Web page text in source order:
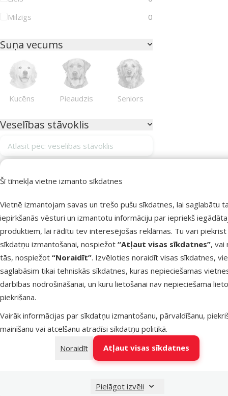
Šī tīmekļa vietne izmanto sīkdatnes
Vietnē izmantojam savas un trešo pušu sīkdatnes, lai saglabātu
iepirkšanās vēsturi un izmantotu informāciju par iepriekš
produktiem, lai rādītu tev interesējošas reklāmas. Tu vari piekrist
sīkdatņu izmantošanai, nospiežot “Atļaut visas sīkdatnes”, vai
tās, nospiežot “Noraidīt”. Izvēloties noraidīt visas sīkdatnes,
saglabāsim tikai tehniskās sīkdatnes, kuras nepieciešamas
darbības nodrošināšanai, un kuru lietošanai nav nepieciešama
piekrišana.
Vairāk informācijas par sīkdatņu izmantošanu, pārvaldīšanu,
mainīšanu vai atcelšanu atradīsi sīkdatņu politikā.
Noraidīt
Atļaut visas sīkdatnes
Pielāgot izvēli
Milzīgs
0
Suņa vecums
Kucēns Pieaudzis Seniors
Veselības stāvoklis
Atlasīt pēc: veselības stāvoklis
Apmatojuma izkrišana
Apmatojuma kamoli kuņģī
0
Gremošanas sistēmas atbalstam
0
Iekaisusi āda
0
Imunitātes stiprināšanai
Jutīga gremošana
Jutīga āda
0
Jutīgas locītavas
0
Liekais svars/Aptaukošanās
0
0